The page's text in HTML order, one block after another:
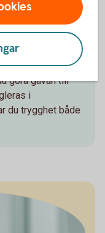
delvis delas
räknas
göra gåvan till
i
du trygghet både